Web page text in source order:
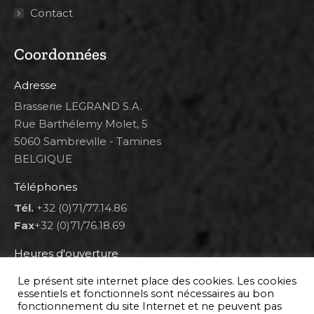
Contact
Coordonnées
Adresse
Brasserie LEGRAND S.A.
Rue Barthélemy Molet, 5
5060 Sambreville - Tamines
BELGIQUE
Téléphones
Tél. +32 (0)71/77.14.86
Fax+32 (0)71/76.18.69
Heures d'ouverture
Lun 8h00-12h00 et 12h30-14h30
Mar au ven 8h00-12h00 et 12h30-17h00
Sam 9h00-16h00
Le présent site internet place des cookies. Les cookies
essentiels et fonctionnels sont nécessaires au bon
fonctionnement du site Internet et ne peuvent pas